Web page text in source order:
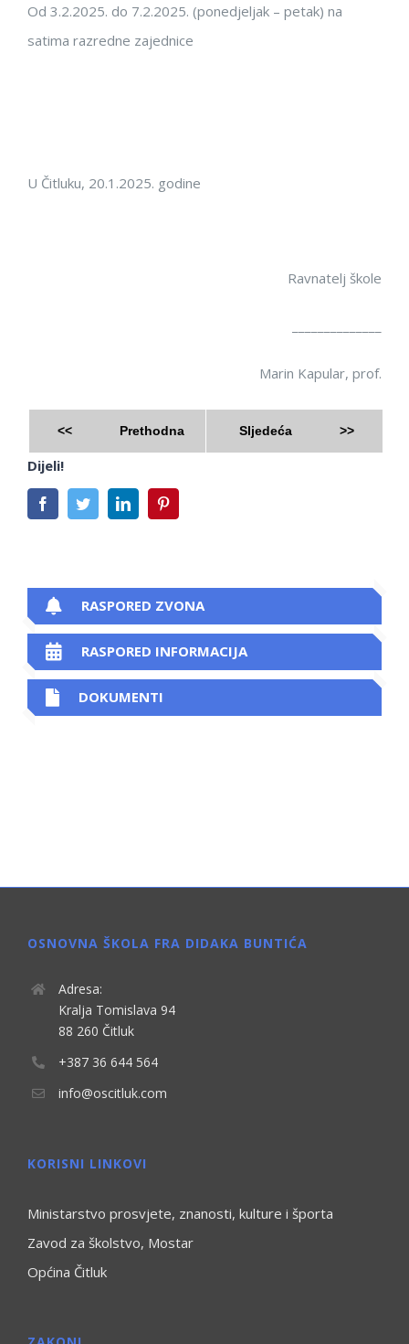
Od 3.2.2025. do 7.2.2025. (ponedjeljak – petak) na
satima razredne zajednice
U Čitluku, 20.1.2025. godine
Ravnatelj škole
Marin Kapular, prof.
<< Prethodna Sljedeća >>
Dijeli!
FacebookTwitterLinkedIn
RASPORED ZVONA
RASPORED INFORMACIJA
DOKUMENTI
OSNOVNA ŠKOLA FRA DIDAKA BUNTIĆA
Adresa:
Kralja Tomislava 94
88 260 Čitluk
+387 36 644 564
info@oscitluk.com
KORISNI LINKOVI
Ministarstvo prosvjete, znanosti, kulture i športa
Zavod za školstvo, Mostar
Općina Čitluk